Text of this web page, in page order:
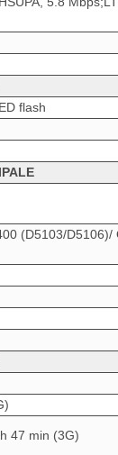
flash
(D5103/D5106)/
47 min (3G)